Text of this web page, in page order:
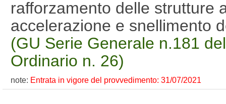
rafforzamento delle strutture
accelerazione e snellimento
(GU Serie Generale n.181
Ordinario n. 26)
note: Entrata in vigore del provvedimento: 31/07/2021